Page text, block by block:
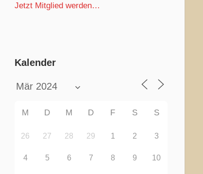
Jetzt Mitglied werden…
Kalender
M D M D F S S
26 27 28 29 1 2 3
4 5 6 7 8 9 10